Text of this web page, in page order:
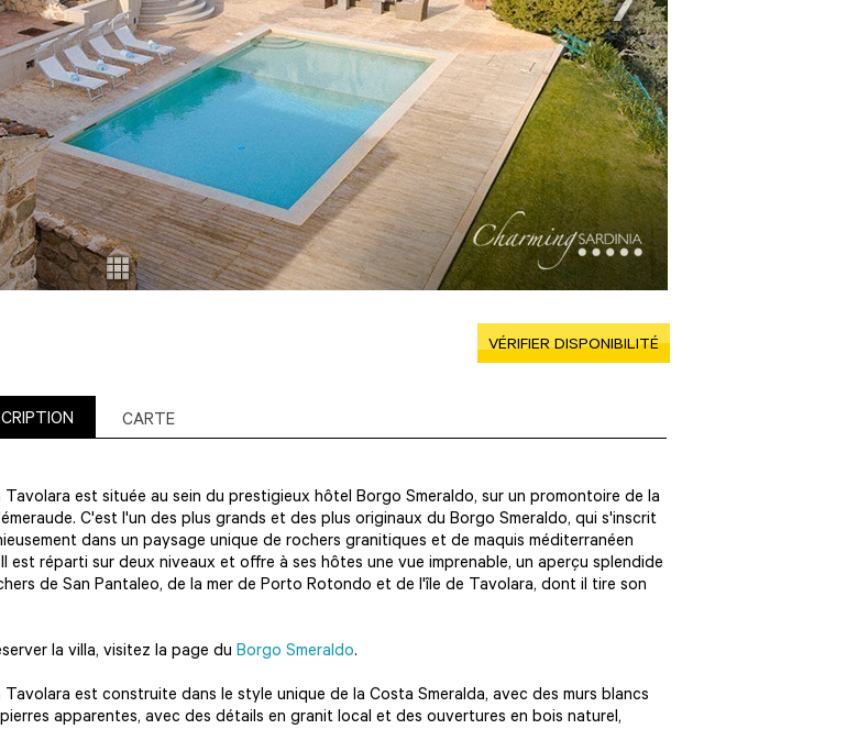
VÉRIFIER DISPONIBILITÉ
CARTE
Tavolara est située au sein du prestigieux hôtel Borgo Smeraldo, sur un promontoire de la
C'est l'un des plus grands et des plus originaux du Borgo Smeraldo, qui s'inscrit
dans un paysage unique de rochers granitiques et de maquis méditerranéen
est réparti sur deux niveaux et offre à ses hôtes une vue imprenable, un aperçu splendide
de San Pantaleo, de la mer de Porto Rotondo et de l'île de Tavolara, dont il tire son
la villa, visitez la page du Borgo Smeraldo.
Tavolara est construite dans le style unique de la Costa Smeralda, avec des murs blancs
apparentes, avec des détails en granit local et des ouvertures en bois naturel,